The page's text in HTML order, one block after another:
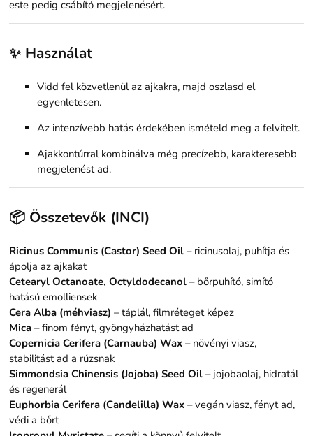
este pedig csábító megjelenésért.
✨ Használat
Vidd fel közvetlenül az ajkakra, majd oszlasd el
egyenletesen.
Az intenzívebb hatás érdekében ismételd meg a felvitelt.
Ajakkontúrral kombinálva még precízebb, karakteresebb
megjelenést ad.
📦 Összetevők (INCI)
Ricinus Communis (Castor) Seed Oil – ricinusolaj, puhítja és
ápolja az ajkakat
Cetearyl Octanoate, Octyldodecanol – bőrpuhító, simító
hatású emolliensek
Cera Alba (méhviasz) – táplál, filmréteget képez
Mica – finom fényt, gyöngyházhatást ad
Copernicia Cerifera (Carnauba) Wax – növényi viasz,
stabilitást ad a rúzsnak
Simmondsia Chinensis (Jojoba) Seed Oil – jojobaolaj, hidratál
és regenerál
Euphorbia Cerifera (Candelilla) Wax – vegán viasz, fényt ad,
védi a bőrt